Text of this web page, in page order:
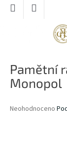
Přejít
Pamětní
Monopol
Průměrné
Neohodnoceno